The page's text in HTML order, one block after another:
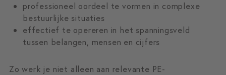
professioneel oordeel te vormen in complexe
bestuurlijke situaties
effectief te opereren in het spanningsveld
tussen belangen, mensen en cijfers
Zo werk je niet alleen aan relevante PE-